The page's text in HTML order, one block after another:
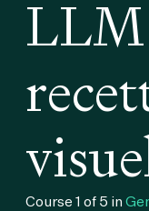
LLM
Course 1 of 5 in